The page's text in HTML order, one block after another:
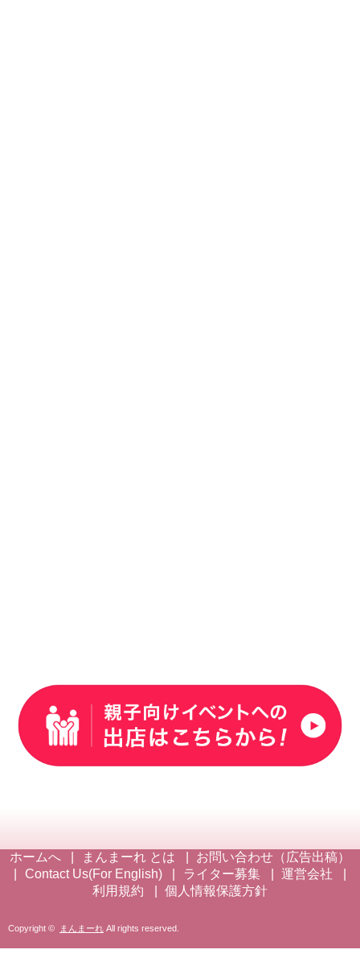
ホームへ まんまーれ とは
お問い合わせ（広告出稿）
Contact Us(For English)
ライター募集
運営会社
利用規約
個人情報保護方針
Copyright © まんまーれ All rights reserved.